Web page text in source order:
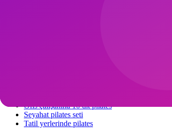
Ofis çalışanına 10 dk pilates
Seyahat pilates seti
Tatil yerlerinde pilates